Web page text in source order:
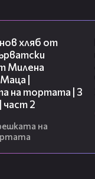
хляб от
Милена
|
на тортата | 3
част 2
на